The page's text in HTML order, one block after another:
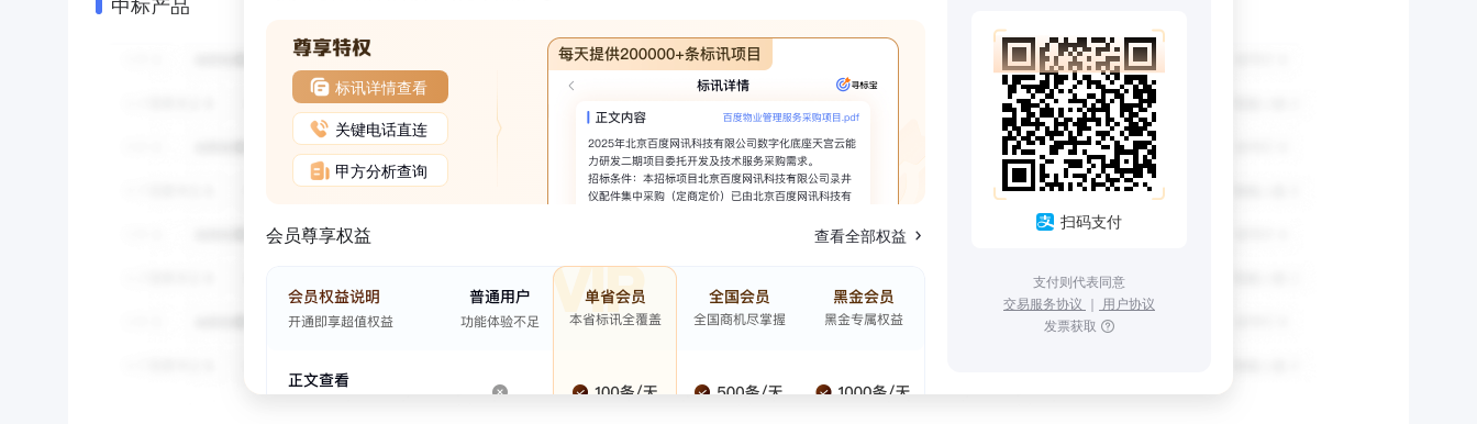
标讯详情查看
关键电话直连
甲方分析查询
会员尊享权益 查看全部权益
扫码支付
支付则代表同意
交易服务协议 ｜ 用户协议
发票获取